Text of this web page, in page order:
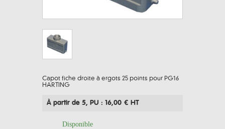
Capot fiche droite à ergots 25 points pour PG16
HARTING
À partir de 5, PU : 16,00 € HT
Disponible